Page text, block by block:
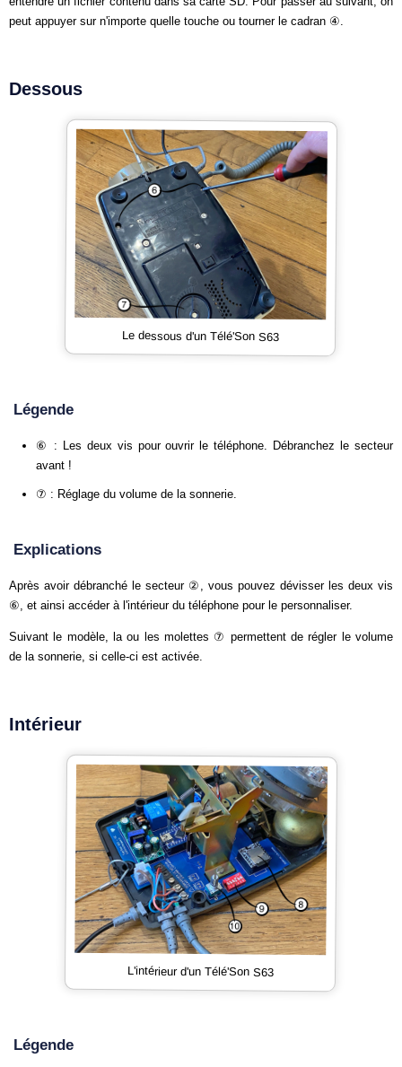
peut appuyer sur n'importe quelle touche ou tourner le cadran ④.
Dessous
Le dessous d'un Télé'Son S63
Légende
⑥ : Les deux vis pour ouvrir le téléphone. Débranchez le secteur
avant !
⑦ : Réglage du volume de la sonnerie.
Explications
Après avoir débranché le secteur ②, vous pouvez dévisser les deux vis
⑥, et ainsi accéder à l'intérieur du téléphone pour le personnaliser.
Suivant le modèle, la ou les molettes ⑦ permettent de régler le volume
de la sonnerie, si celle-ci est activée.
Intérieur
L'intérieur d'un Télé'Son S63
Légende